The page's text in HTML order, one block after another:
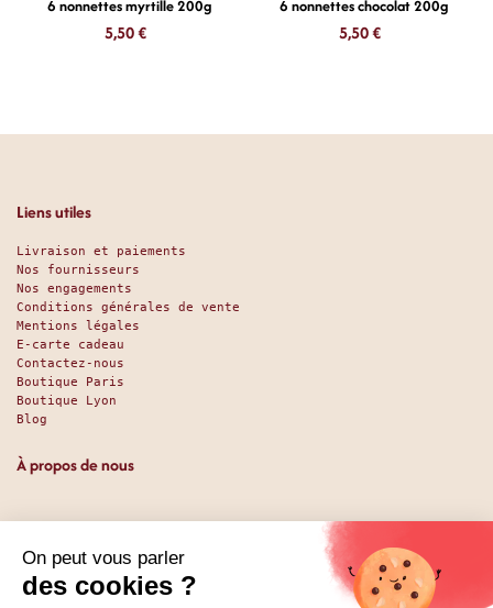
6 nonnettes myrtille 200g
5,50€
6 nonnettes chocolat 200g
5,50€
Liens utiles
Livraison et paiements
Nos fournisseurs
Nos engagements
Conditions générales de vente
Mentions légales
E-carte cadeau
Contactez-nous
Boutique Paris
Boutique Lyon
Blog
À propos de nous
Depuis 1951, nous accueillons les gourmands et les gourmets
en leur promettant des produits de qualité au meilleur
prix. Que vous soyez des pros ou des particuliers, que vous
cherchiez du sucré ou du salé, nous avons sans doute ce